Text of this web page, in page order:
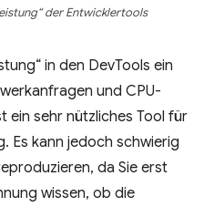
der Entwicklertools
in den DevTools ein
und CPU-
ein sehr nützliches Tool für
Es kann jedoch schwierig
da Sie erst
wissen, ob die